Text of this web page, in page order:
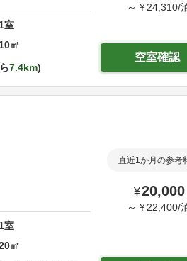
1室
10㎡
7.4km
～ ¥ 24,310/
空室確認
1室
㎡
直近1か月の参考
¥20,000
～ ¥ 22,400/